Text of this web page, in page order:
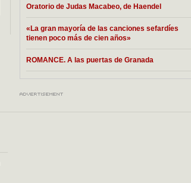
Oratorio de Judas Macabeo, de Haendel
«La gran mayoría de las canciones sefardíes
tienen poco más de cien años»
ROMANCE. A las puertas de Granada